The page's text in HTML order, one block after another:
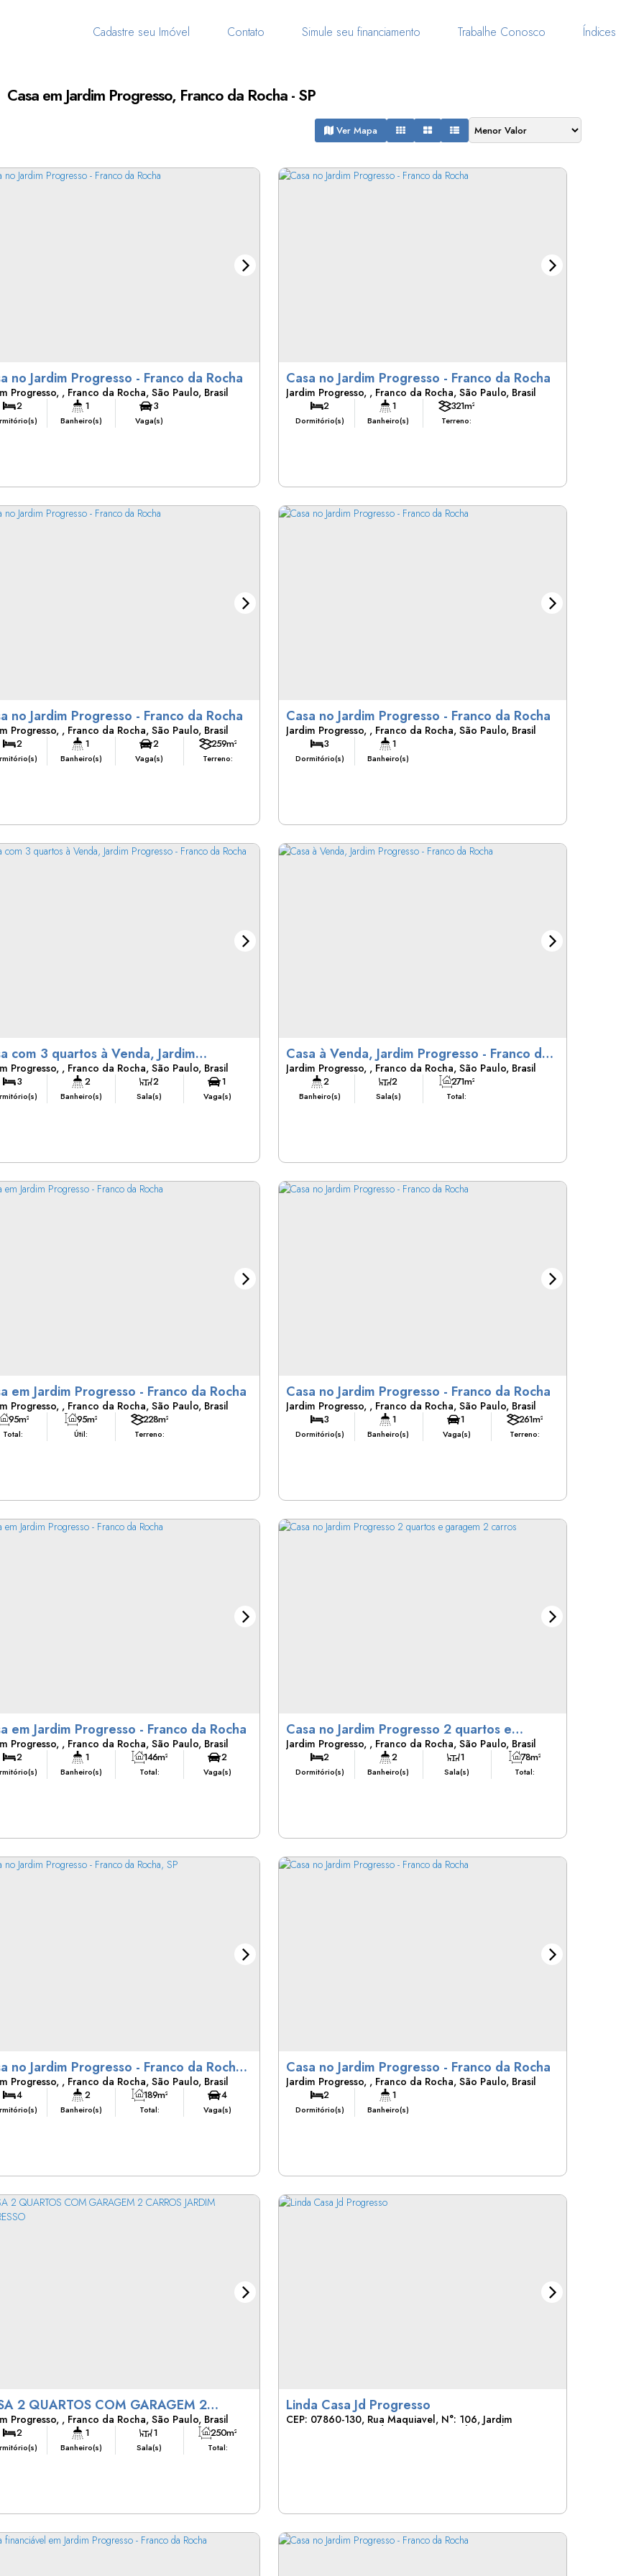
Cadastre seu Imóvel Contato Simule seu financiamento Trabalhe Conosco Índices
Casa em Jardim Progresso, Franco da Rocha - SP
Ver Mapa
Casa no Jardim Progresso - Franco da Rocha
Progresso , Franco da Rocha, São Paulo, Brasil
2 1
Banheiro(s)
3
Vaga(s)
Casa no Jardim Progresso - Franco da Rocha
Jardim Progresso , Franco da Rocha, São Paulo, Brasil
2
Dormitório(s)
1
Banheiro(s) Terreno:
321m²
Casa no Jardim Progresso - Franco da Rocha
Progresso , Franco da Rocha, São Paulo, Brasil
2 1
Banheiro(s)
2
Vaga(s) Terreno:
259m²
Casa no Jardim Progresso - Franco da Rocha
Jardim Progresso , Franco da Rocha, São Paulo, Brasil
3
Dormitório(s)
1
Banheiro(s)
com 3 quartos à Venda, Jardim
- Franco da Rocha
Progresso , Franco da Rocha, São Paulo, Brasil
3 2
Banheiro(s)
2
Sala(s)
1
Vaga(s)
Casa à Venda, Jardim Progresso - Franco da
Rocha
Jardim Progresso , Franco da Rocha, São Paulo, Brasil
2
Banheiro(s)
2
Sala(s) Total:
271m²
Casa em Jardim Progresso - Franco da Rocha
Progresso , Franco da Rocha, São Paulo, Brasil
Total:
95m²
Útil:
95m²
Terreno:
228m²
Casa no Jardim Progresso - Franco da Rocha
Jardim Progresso , Franco da Rocha, São Paulo, Brasil
3
Dormitório(s)
1
Banheiro(s)
1
Vaga(s) Terreno:
261m²
Casa em Jardim Progresso - Franco da Rocha
Progresso , Franco da Rocha, São Paulo, Brasil
2 1
Banheiro(s) Total:
146m² 2
Vaga(s)
Casa no Jardim Progresso 2 quartos e
garagem 2 carros
Jardim Progresso , Franco da Rocha, São Paulo, Brasil
2
Dormitório(s)
2
Banheiro(s)
1
Sala(s) Total:
78m²
no Jardim Progresso - Franco da Rocha,
Progresso , Franco da Rocha, São Paulo, Brasil
4 2
Banheiro(s) Total:
189m² 4
Vaga(s)
Casa no Jardim Progresso - Franco da Rocha
Jardim Progresso , Franco da Rocha, São Paulo, Brasil
2
Dormitório(s)
1
Banheiro(s)
2 QUARTOS COM GARAGEM 2
JARDIM PROGRESSO
Progresso , Franco da Rocha, São Paulo, Brasil
2 1
Banheiro(s)
1
Sala(s) Total:
250m²
Linda Casa Jd Progresso
CEP: 07860-130, Rua Maquiavel, N°: 106, Jardim
Franco da Rocha São Paulo Brasil